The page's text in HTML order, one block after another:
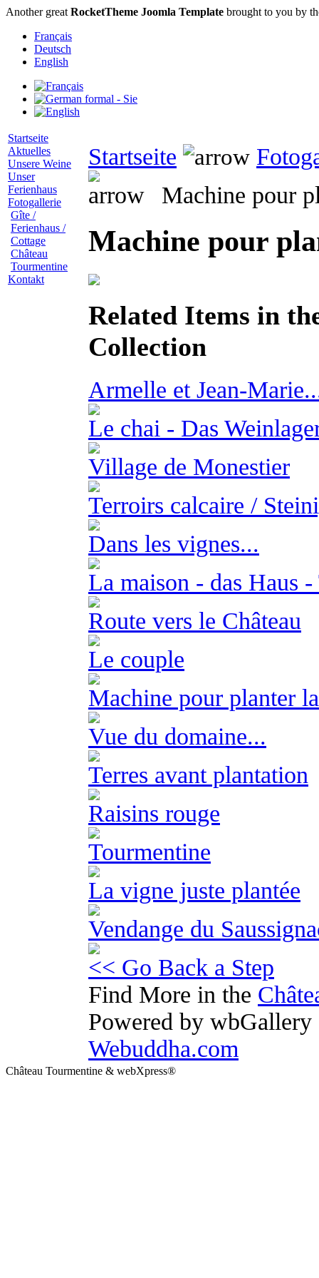
Another great RocketTheme Joomla Template brought to you by
Français
Deutsch
English
Startseite
Aktuelles
Unsere Weine
Unser
Ferienhaus
Fotogallerie
Gîte /
Ferienhaus /
Cottage
Château
Tourmentine
Kontakt
Startseite
Machine pour
Machine pour
Related Items in
Collection
Armelle et Jean-
Le chai - Das
Village de Monestier
Terroirs calcaire /
Dans les vignes...
La maison - das Haus -
Route vers le Château
Le couple
Machine pour planter
Vue du domaine...
Terres avant plantation
Raisins rouge
Tourmentine
La vigne juste plantée
Vendange du
<< Go Back a Step
Find More in the
Powered by
Webuddha.com
Château Tourmentine & webXpress®